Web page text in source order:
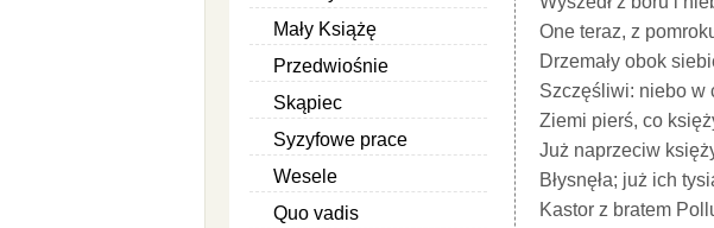
Mały Książę
Przedwiośnie
Skąpiec
Syzyfowe prace
Wesele
Quo vadis
One teraz, z
Drzemały obok
Szczęśliwi: niebo w
Ziemi pierś, co
Już naprzeciw
Błysnęła; już ich
Kastor z bratem